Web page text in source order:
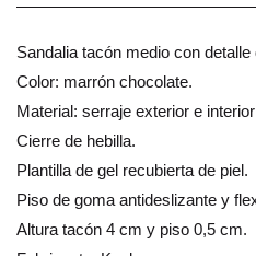
Sandalia tacón medio con
Color: marrón chocolate.
Material: serraje exterior e
Cierre de hebilla.
Plantilla de gel recubierta de piel.
Piso de goma antideslizante y
Altura tacón 4 cm y piso 0,5 cm.